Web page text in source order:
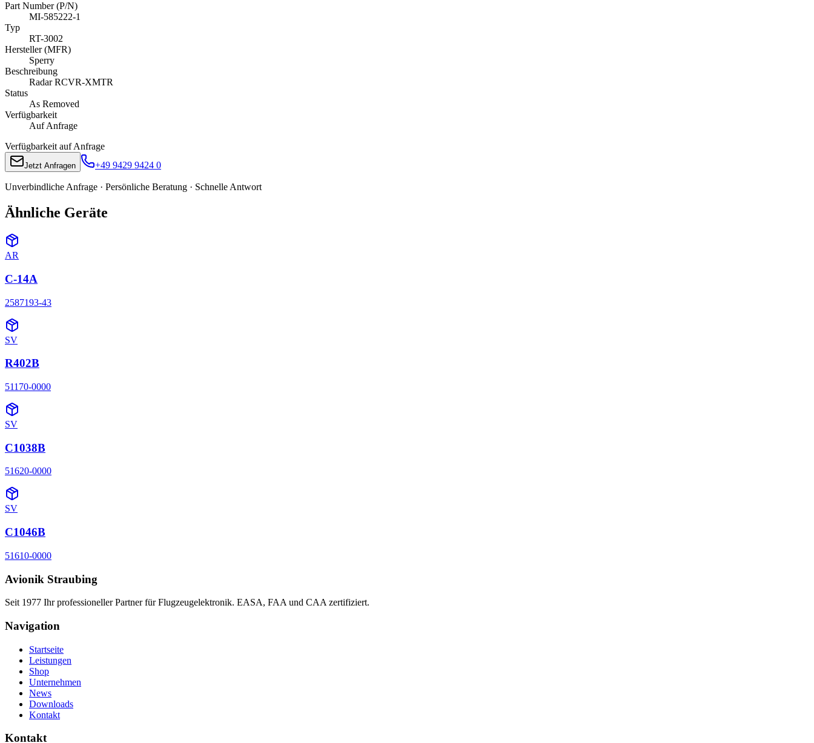
Part Number (P/N)
MI-585222-1
Typ
RT-3002
Hersteller (MFR)
Sperry
Beschreibung
Radar RCVR-XMTR
Status
As Removed
Verfügbarkeit
Auf Anfrage
Verfügbarkeit auf Anfrage
Jetzt Anfragen +49 9429 9424 0
Unverbindliche Anfrage · Persönliche Beratung · Schnelle Antwort
Ähnliche Geräte
AR
C-14A
2587193-43
SV
R402B
51170-0000
SV
C1038B
51620-0000
SV
C1046B
51610-0000
Avionik Straubing
Seit 1977 Ihr professioneller Partner für Flugzeugelektronik. EASA, FAA und CAA zertifiziert.
Navigation
Startseite
Leistungen
Shop
Unternehmen
News
Downloads
Kontakt
Kontakt